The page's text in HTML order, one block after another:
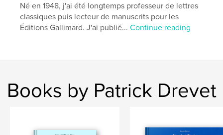
Né en 1948, j'ai été longtemps professeur de lettres
classiques puis lecteur de manuscrits pour les
Éditions Gallimard. J'ai publié...Continue reading
Books by Patrick Drevet